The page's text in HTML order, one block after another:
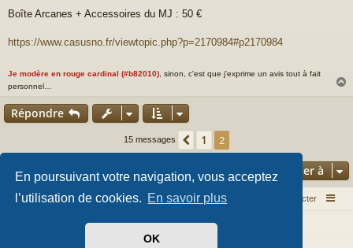
En poursuivant votre navigation, vous acceptez
l’utilisation de cookies. En savoir plus
OK
s
a
Boîte Arcanes + Accessoires du MJ : 50 €
https://www.casusno.fr/viewtopic.php?p=2170984#p2170984
Je modère en rouge cardinal (#b82010) , sinon, c'est que j'exprime un avis tout à fait
personnel…
Répondre
15 messages Précédente
1 2
Aller à
Index du forum Nous contacter
Développé parphpBB® Forum Software © phpBB Limited
Arty- phpBB 3.3 par MrGaby